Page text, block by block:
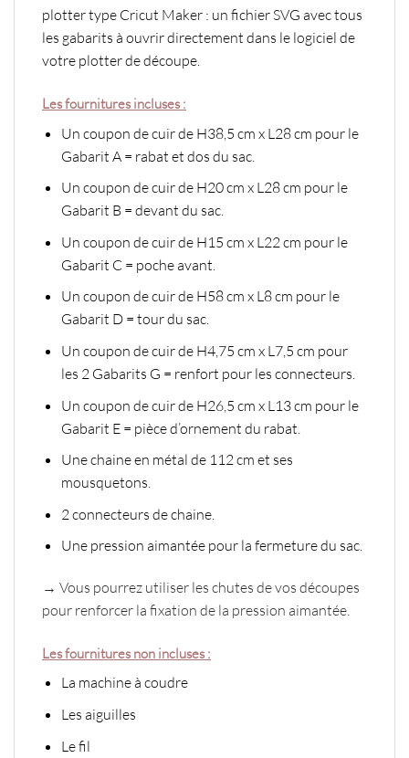
plotter type Cricut Maker : un fichier SVG avec tous
les gabarits à ouvrir directement dans le logiciel de
votre plotter de découpe.
Les fournitures incluses :
Un coupon de cuir de H38,5 cm x L28 cm pour le
Gabarit A = rabat et dos du sac.
Un coupon de cuir de H20 cm x L28 cm pour le
Gabarit B = devant du sac.
Un coupon de cuir de H15 cm x L22 cm pour le
Gabarit C = poche avant.
Un coupon de cuir de H58 cm x L8 cm pour le
Gabarit D = tour du sac.
Un coupon de cuir de H4,75 cm x L7,5 cm pour
les 2 Gabarits G = renfort pour les connecteurs.
Un coupon de cuir de H26,5 cm x L13 cm pour le
Gabarit E = pièce d’ornement du rabat.
Une chaine en métal de 112 cm et ses
mousquetons.
2 connecteurs de chaine.
Une pression aimantée pour la fermeture du sac.
→ Vous pourrez utiliser les chutes de vos découpes
pour renforcer la fixation de la pression aimantée.
Les fournitures non incluses :
La machine à coudre
Les aiguilles
Le fil